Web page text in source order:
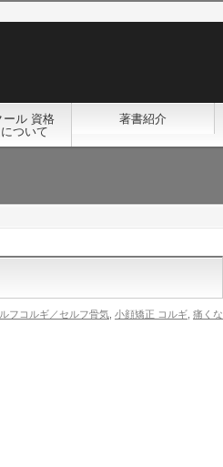
ール 資格
ついて
著書紹介
フコルギ／セルフ骨気 小顔矯正 コルギ 痛くな